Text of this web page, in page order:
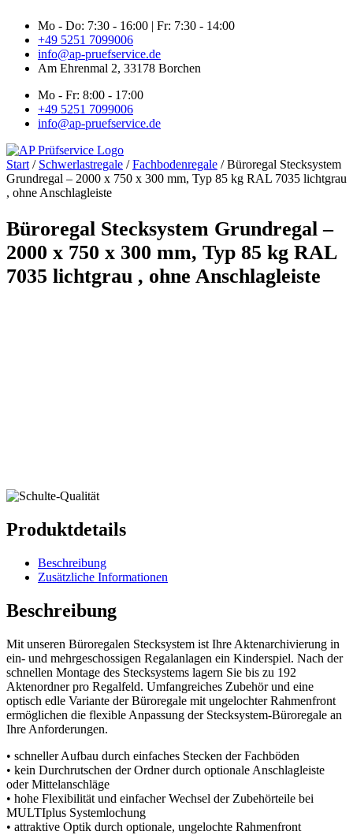
Inhalt
springen
Mo - Do: 7:30 - 16:00 | Fr: 7:30 - 14:00
+49 5251 7099006
info@ap-pruefservice.de
Am Ehrenmal 2, 33178 Borchen
Mo - Fr: 8:00 - 17:00
+49 5251 7099006
info@ap-pruefservice.de
Start / Schwerlastregale /Fachbodenregale / Büroregal Stecksystem
Grundregal – 2000 x 750 x 300 mm, Typ 85 kg RAL 7035 lichtgrau
, ohne Anschlagleiste
Büroregal Stecksystem Grundregal –
2000 x 750 x 300 mm, Typ 85 kg RAL
7035 lichtgrau , ohne Anschlagleiste
Produktdetails
Beschreibung
Zusätzliche Informationen
Beschreibung
Mit unseren Büroregalen Stecksystem ist Ihre Aktenarchivierung in
ein- und mehrgeschossigen Regalanlagen ein Kinderspiel. Nach der
schnellen Montage des Stecksystems lagern Sie bis zu 192
Aktenordner pro Regalfeld. Umfangreiches Zubehör und eine
optisch edle Variante der Büroregale mit ungelochter Rahmenfront
ermöglichen die flexible Anpassung der Stecksystem-Büroregale an
Ihre Anforderungen.
• schneller Aufbau durch einfaches Stecken der Fachböden
• kein Durchrutschen der Ordner durch optionale Anschlagleiste
oder Mittelanschläge
• hohe Flexibilität und einfacher Wechsel der Zubehörteile bei
MULTIplus Systemlochung
• attraktive Optik durch optionale, ungelochte Rahmenfront